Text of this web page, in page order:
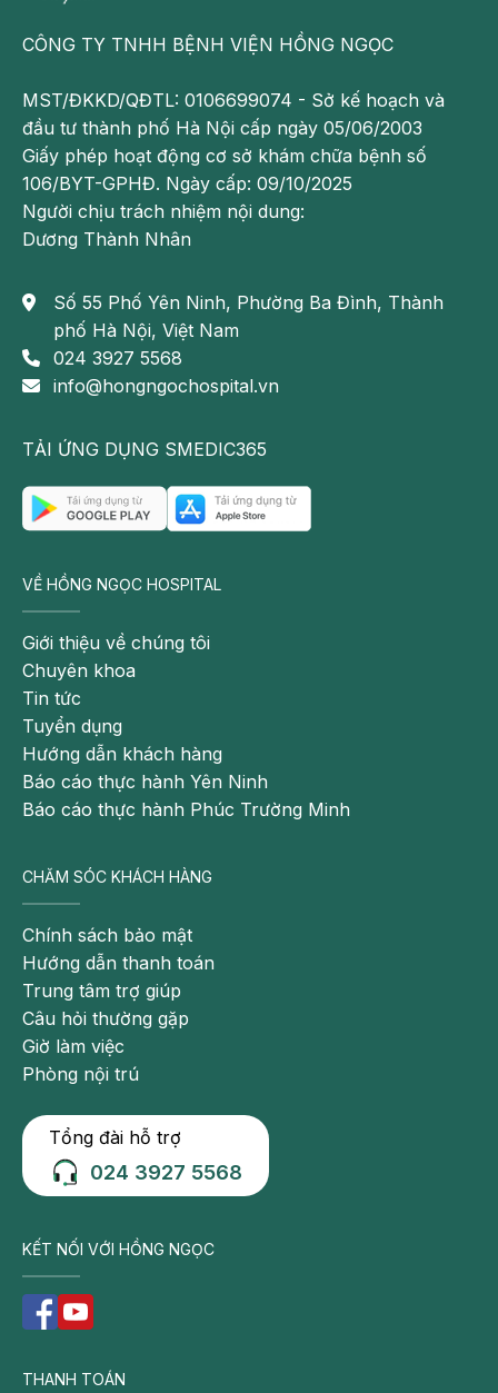
CÔNG TY TNHH BỆNH VIỆN HỒNG NGỌC
MST/ĐKKD/QĐTL: 0106699074 - Sở kế hoạch và
đầu tư thành phố Hà Nội cấp ngày 05/06/2003
Giấy phép hoạt động cơ sở khám chữa bệnh số
106/BYT-GPHĐ. Ngày cấp: 09/10/2025
Người chịu trách nhiệm nội dung:
Dương Thành Nhân
Số 55 Phố Yên Ninh, Phường Ba Đình, Thành
phố Hà Nội, Việt Nam
024 3927 5568
info@hongngochospital.vn
TẢI ỨNG DỤNG SMEDIC365
VỀ HỒNG NGỌC HOSPITAL
Giới thiệu về chúng tôi
Chuyên khoa
Tin tức
Tuyển dụng
Hướng dẫn khách hàng
Báo cáo thực hành Yên Ninh
Báo cáo thực hành Phúc Trường Minh
CHĂM SÓC KHÁCH HÀNG
Chính sách bảo mật
Hướng dẫn thanh toán
Trung tâm trợ giúp
Câu hỏi thường gặp
Giờ làm việc
Phòng nội trú
Tổng đài hỗ trợ
024 3927 5568
KẾT NỐI VỚI HỒNG NGỌC
THANH TOÁN